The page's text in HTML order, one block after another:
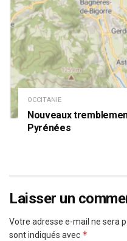
OCCITANIE
Nouveaux
Pyrénées
Laisser un
Votre adresse e-mail ne sera
sont indiqués avec *